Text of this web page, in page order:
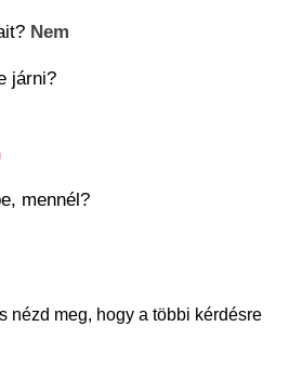
Nem
járni?
mennél?
nézd meg, hogy a többi kérdésre